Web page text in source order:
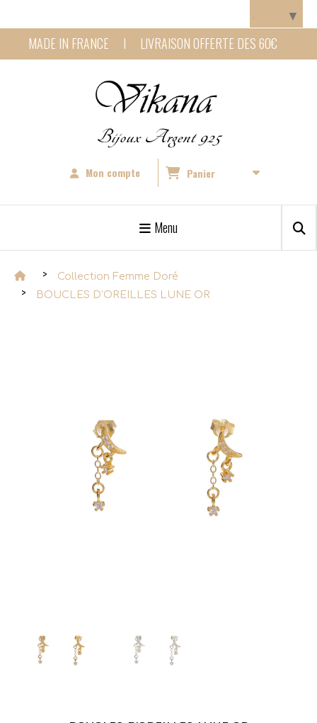
MADE IN FRANCE I LIVRAISON OFFERTE DES 60€
Bijoux Argent 925
Mon compte Panier
Menu
Collection Femme Doré
BOUCLES D'OREILLES LUNE OR
▼